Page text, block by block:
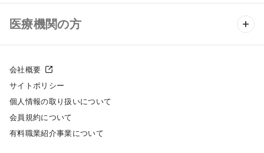
クリニック物件検索
クリニックの開業スタイル
クリニック開業までの流れ
開業支援事例
医師求人 TOP
常勤求人検索
スポット求人検索
医療機関の方
採用をお考えの医療機関の方
会社概要
サイトポリシー
個人情報の取り扱いについて
会員規約について
有料職業紹介事業について